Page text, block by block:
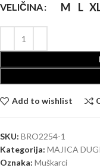
VELIČINA M L
Add to wishlist
SKU: BRO2254-1
Kategorija: MAJICA
Oznaka: Muškarci